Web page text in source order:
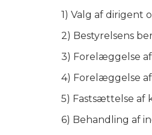
1) Valg af dirigent
2) Bestyrelsens
3) Forelæggelse
4) Forelæggelse
5) Fastsættelse af
6) Behandling af